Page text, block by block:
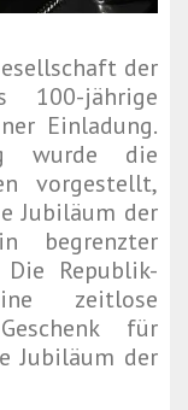
der
100-jährige
Einladung.
wurde die
vorgestellt,
Jubiläum der
begrenzter
Republik-
zeitlose
für
Jubiläum der